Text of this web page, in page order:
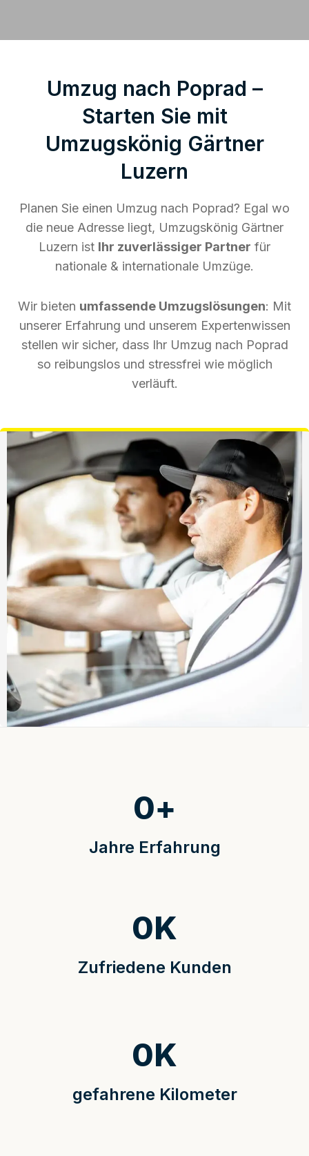
Umzug nach Poprad –
Starten Sie mit
Umzugskönig Gärtner
Luzern
Planen Sie einen Umzug nach Poprad? Egal wo
die neue Adresse liegt, Umzugskönig Gärtner
Luzern ist Ihr zuverlässiger Partner für
nationale & internationale Umzüge.
Wir bieten umfassende Umzugslösungen: Mit
unserer Erfahrung und unserem Expertenwissen
stellen wir sicher, dass Ihr Umzug nach Poprad
so reibungslos und stressfrei wie möglich
verläuft.
Jahre Erfahrung
0+
Zufriedene Kunden
0K
gefahrene Kilometer
0K